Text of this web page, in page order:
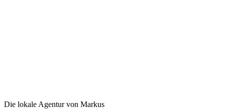
Die lokale Agentur von Markus